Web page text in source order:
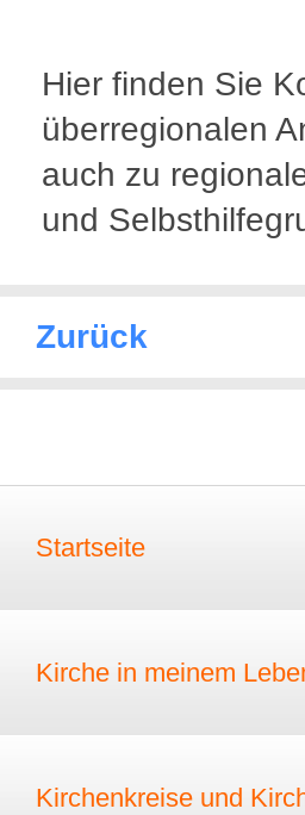
Hier finden Sie
überregionalen
auch zu
und
Zurück
Startseite
Kirche in meinem
Kirchenkreise und